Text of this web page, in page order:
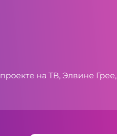
на ТВ, Элвине Грее,